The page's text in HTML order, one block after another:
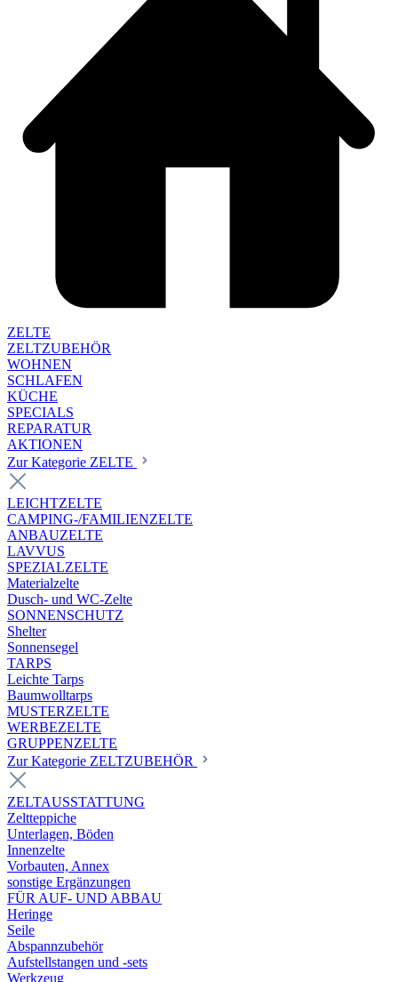
ZELTE
ZELTZUBEHÖR
WOHNEN
SCHLAFEN
KÜCHE
SPECIALS
REPARATUR
AKTIONEN
Zur Kategorie ZELTE
LEICHTZELTE
CAMPING-/FAMILIENZELTE
ANBAUZELTE
LAVVUS
SPEZIALZELTE
Materialzelte
Dusch- und WC-Zelte
SONNENSCHUTZ
Shelter
Sonnensegel
TARPS
Leichte Tarps
Baumwolltarps
MUSTERZELTE
WERBEZELTE
GRUPPENZELTE
Zur Kategorie ZELTZUBEHÖR
ZELTAUSSTATTUNG
Zeltteppiche
Unterlagen, Böden
Innenzelte
Vorbauten, Annex
sonstige Ergänzungen
FÜR AUF- UND ABBAU
Heringe
Seile
Abspannzubehör
Aufstellstangen und -sets
Werkzeug